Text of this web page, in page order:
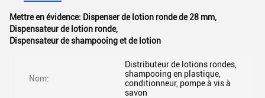
Mettre en évidence: Dispenser de lotion ronde de 28 mm,
Dispensateur de lotion ronde,
Dispensateur de shampooing et de lotion
Nom:
Distributeur de lotions rondes,
shampooing en plastique,
conditionneur, pompe à vis à
savon